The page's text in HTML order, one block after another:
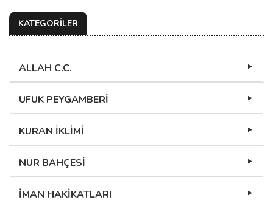
KATEGORİLER
ALLAH C.C.
UFUK PEYGAMBERİ
KURAN İKLİMİ
NUR BAHÇESİ
İMAN HAKİKATLARI